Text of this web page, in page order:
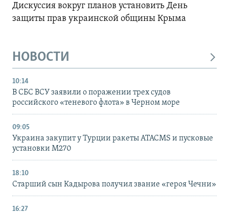
Дискуссия вокруг планов установить День
защиты прав украинской общины Крыма
НОВОСТИ
10:14
В СБС ВСУ заявили о поражении трех судов
российского «теневого флота» в Черном море
09:05
Украина закупит у Турции ракеты ATACMS и пусковые
установки M270
18:10
Старший сын Кадырова получил звание «героя Чечни»
16:27